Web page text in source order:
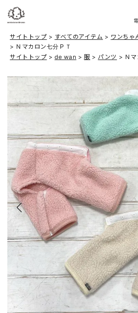
サイトトップ すべてのアイテム ワンちゃ
Ｎマカロン七分ＰＴ
サイトトップ
de wan 服 パンツ Ｎ